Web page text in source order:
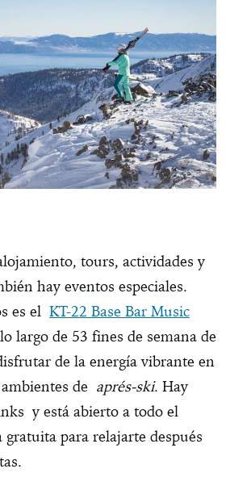
tours, actividades y
hay eventos especiales.
es el KT-22 Base Bar Music
largo de 53 fines de semana de
de la energía vibrante en
de aprés-ski. Hay
y está abierto a todo el
para relajarte después